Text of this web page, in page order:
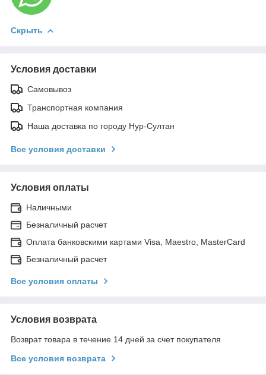
Скрыть
Условия доставки
Самовывоз
Транспортная компания
Наша доставка по городу Нур-Султан
Все условия доставки
Условия оплаты
Наличными
Безналичный расчет
Оплата банковскими картами Visa, Maestro, MasterCard
Безналичный расчет
Все условия оплаты
Условия возврата
Возврат товара в течение 14 дней за счет покупателя
Все условия возврата